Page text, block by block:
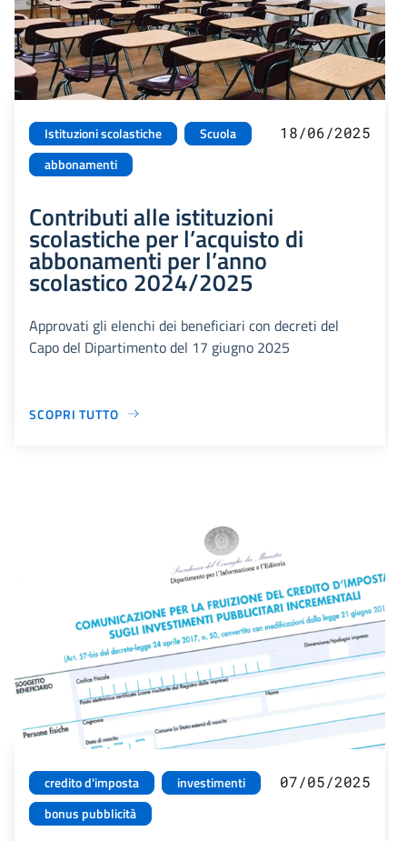
Istituzioni scolastiche
Scuola
abbonamenti
18/06/2025
Contributi alle istituzioni
scolastiche per l’acquisto di
abbonamenti per l’anno
scolastico 2024/2025
Approvati gli elenchi dei beneficiari con decreti del
Capo del Dipartimento del 17 giugno 2025
SCOPRI TUTTO
credito d'imposta
investimenti
bonus pubblicità
07/05/2025